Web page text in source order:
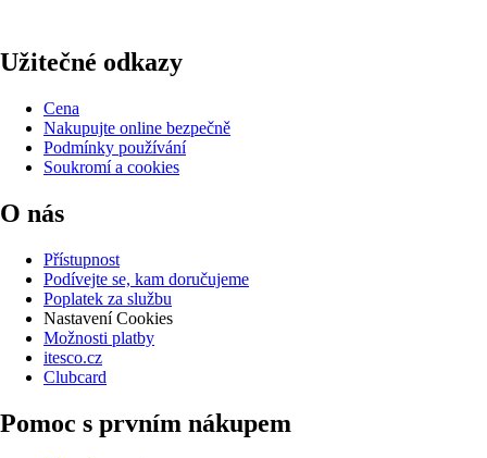
Užitečné odkazy
Cena
Nakupujte online bezpečně
Podmínky používání
Soukromí a cookies
O nás
Přístupnost
Podívejte se, kam doručujeme
Poplatek za službu
Nastavení Cookies
Možnosti platby
itesco.cz
Clubcard
Pomoc s prvním nákupem